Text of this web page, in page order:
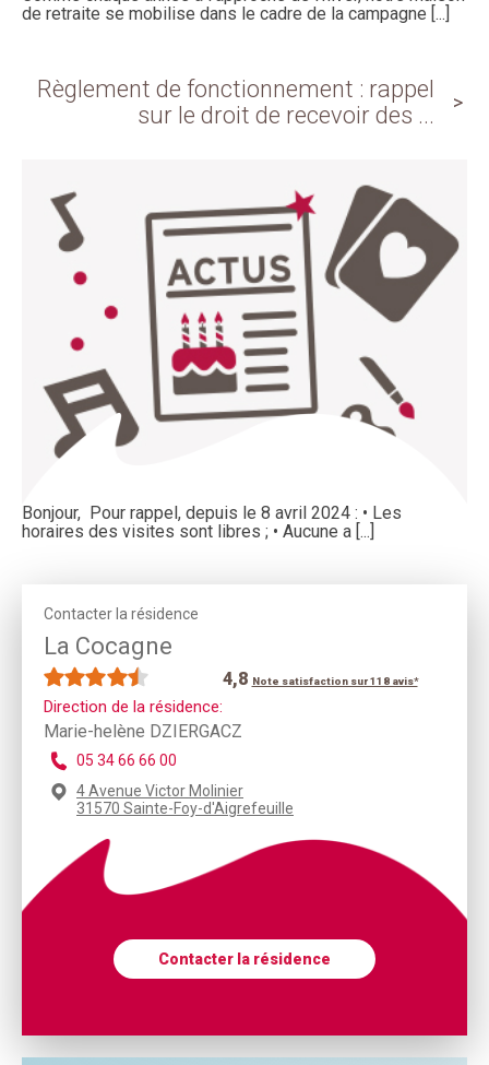
de retraite se mobilise dans le cadre de la campagne [...]
Règlement de fonctionnement : rappel
sur le droit de recevoir des ...
Bonjour, Pour rappel, depuis le 8 avril 2024 : • Les
horaires des visites sont libres ; • Aucune a [...]
Contacter la résidence
La Cocagne
4,8 Note satisfaction sur 118 avis*
Direction de la résidence:
Marie-helène DZIERGACZ
05 34 66 66 00
4 Avenue Victor Molinier
31570 Sainte-Foy-d'Aigrefeuille
Contacter la résidence